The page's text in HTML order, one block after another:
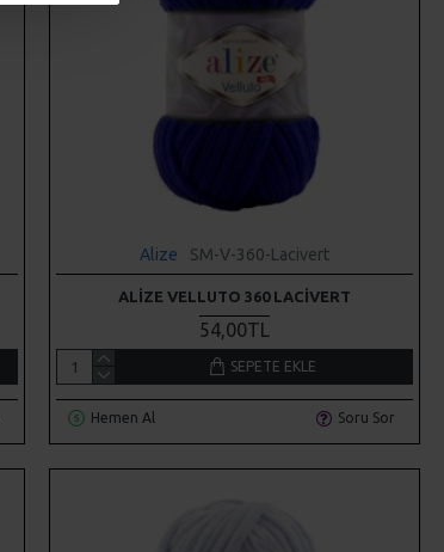
Alize SM-V-360-Lacivert
ALIZE VELLUTO 360 LACIVERT
54,00TL
SEPETE EKLE
Hemen Al Soru Sor